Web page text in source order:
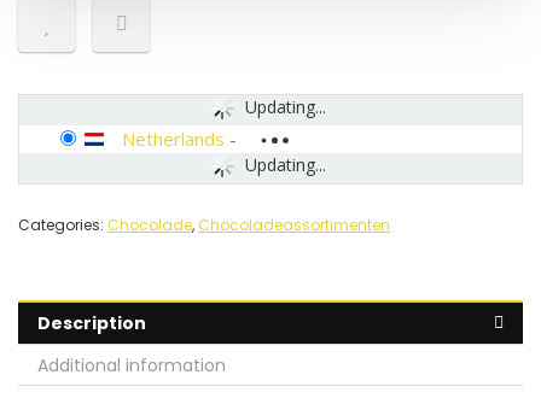
Updating...
Updating...
Netherlands -
Categories: Chocolade,Chocoladeassortimenten
Description
Additional information